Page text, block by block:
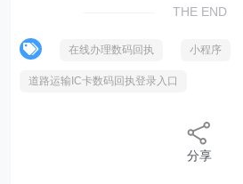
THE END
在线办理数码回执 小程序
道路运输IC卡数码回执登录入口
分享